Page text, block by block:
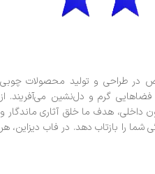
در طراحی و تولید محصولات چوبی
گرم و دل‌نشین می‌آفریند. از
داخلی، هدف ما خلق آثاری ماندگار و
را بازتاب دهد. در فاب دیزاین، هر